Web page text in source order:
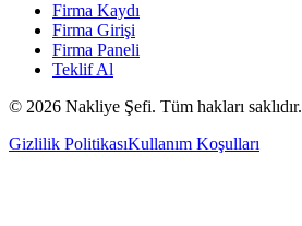
Firma Kaydı
Firma Girişi
Firma Paneli
Teklif Al
© 2026 Nakliye Şefi. Tüm hakları saklıdır.
Gizlilik PolitikasıKullanım Koşulları